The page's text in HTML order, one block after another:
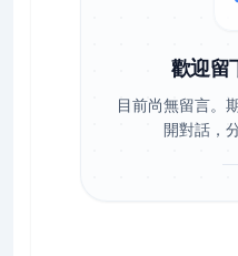
歡迎留
目前尚無留言。
開對話，